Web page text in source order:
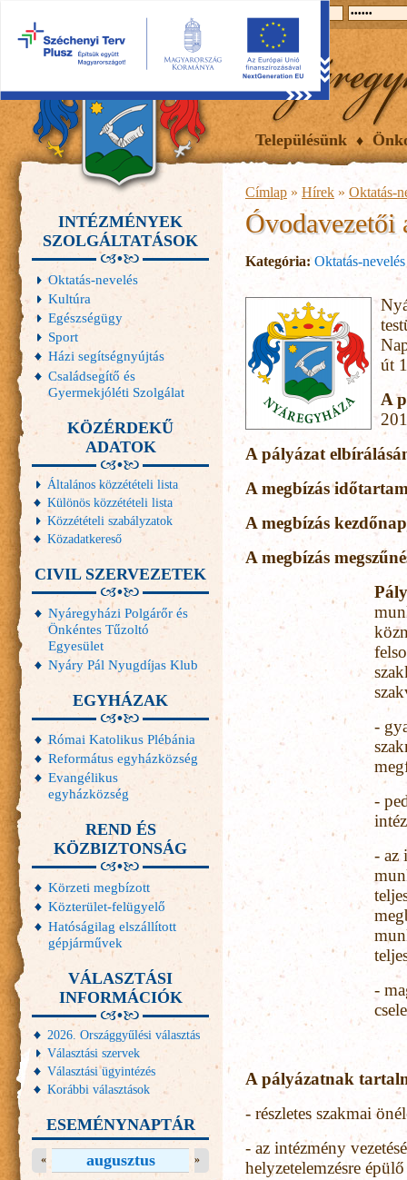
Településünk
Címlap » Hírek » Oktatás-
Óvodavezetői
Kategória:Oktatás-nevelés
út
A
A pályázat
A megbízás
A megbízás
A megbízás
-
-
- az
-
A pályázatnak
- részletes szakmai
- az intézmény
helyzetelemzésre
INTÉZMÉNYEK
SZOLGÁLTATÁSOK
Oktatás-nevelés
Kultúra
Egészségügy
Sport
Házi segítségnyújtás
Családsegítő és
Gyermekjóléti Szolgálat
KÖZÉRDEKŰ
ADATOK
Általános közzétételi lista
Különös közzétételi lista
Közzétételi szabályzatok
Közadatkereső
CIVIL SZERVEZETEK
Nyáregyházi Polgárőr és
Önkéntes Tűzoltó
Egyesület
Nyáry Pál Nyugdíjas Klub
EGYHÁZAK
Római Katolikus Plébánia
Református egyházközség
Evangélikus
egyházközség
REND ÉS
KÖZBIZTONSÁG
Körzeti megbízott
Közterület-felügyelő
Hatóságilag elszállított
gépjárművek
VÁLASZTÁSI
INFORMÁCIÓK
2026. Országgyűlési választás
Választási szervek
Választási ügyintézés
Korábbi választások
ESEMÉNYNAPTÁR
augusztus
« »